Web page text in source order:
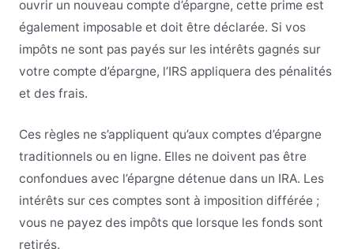
ouvrir un nouveau compte d’épargne, cette prime est
également imposable et doit être déclarée. Si vos
impôts ne sont pas payés sur les intérêts gagnés sur
votre compte d’épargne, l’IRS appliquera des pénalités
et des frais.
Ces règles ne s’appliquent qu’aux comptes d’épargne
traditionnels ou en ligne. Elles ne doivent pas être
confondues avec l’épargne détenue dans un IRA. Les
intérêts sur ces comptes sont à imposition différée ;
vous ne payez des impôts que lorsque les fonds sont
retirés.